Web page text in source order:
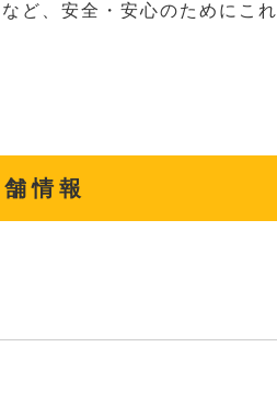
ど、安全・安心のためにこ
舗情報